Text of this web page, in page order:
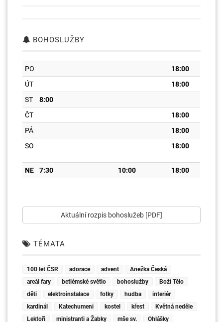
BOHOSLUŽBY
PO
18:00
ÚT
18:00
ST
8:00
ČT
18:00
PÁ
18:00
SO
18:00
NE 7:30 10:00 18:00
Aktuální rozpis bohoslužeb [PDF]
TÉMATA
100 let ČSR adorace advent
Anežka Česká
areál fary
betlémské světlo bohoslužby
Boží Tělo
děti
elektroinstalace fotky hudba
interiér
kardinál
Katechumeni kostel křest
Květná neděle
Lektoři
ministranti a Žabky mše sv. Ohlášky